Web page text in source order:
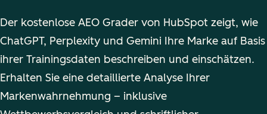
Der kostenlose AEO Grader von HubSpot zeigt, wie
ChatGPT, Perplexity und Gemini Ihre Marke auf Basis
ihrer Trainingsdaten beschreiben und einschätzen.
Erhalten Sie eine detaillierte Analyse Ihrer
Markenwahrnehmung – inklusive